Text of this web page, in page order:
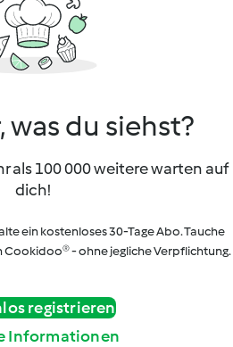
du siehst?
als 100 000 weitere warten auf
dich!
ein kostenloses 30-Tage Abo. Tauche
Cookidoo® - ohne jegliche Verpflichtung.
registrieren
Informationen